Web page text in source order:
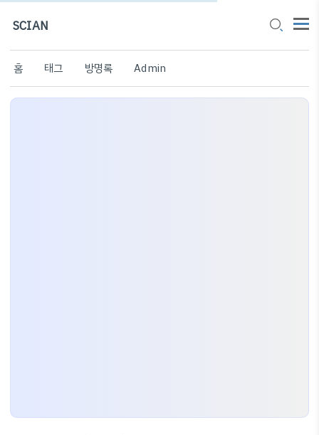
SCIAN
홈 태그 방명록 Admin